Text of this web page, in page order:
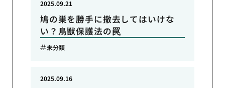
鳩の巣を勝手に撤去してはいけな
い？鳥獣保護法の罠
2025.09.21
未分類
2025.09.16